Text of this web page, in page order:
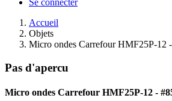
Se connecter
Accueil
Objets
Micro ondes Carrefour HMF25P-12
Pas d'apercu
Micro ondes Carrefour HMF25P-12 -